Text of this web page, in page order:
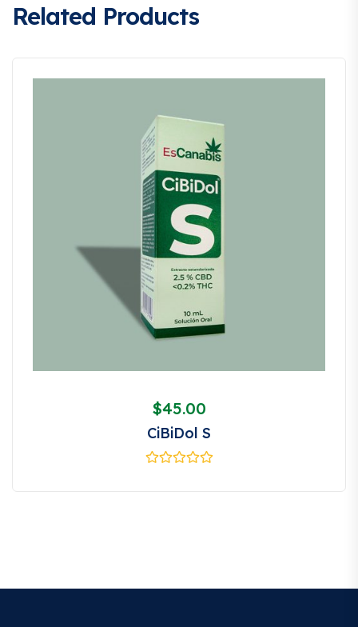
Related Products
$45.00
CiBiDol S